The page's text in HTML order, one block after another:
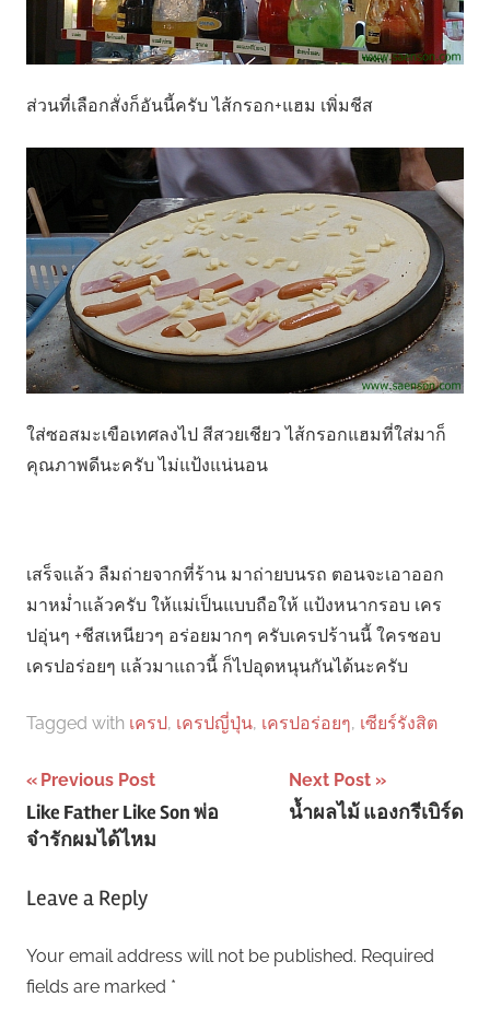
ส่วนที่เลือกสั่งก็อันนี้ครับ ไส้กรอก+แฮม เพิ่มชีส
ใส่ซอสมะเขือเทศลงไป สีสวยเชียว ไส้กรอกแฮมที่ใส่มาก็
คุณภาพดีนะครับ ไม่แป้งแน่นอน
เสร็จแล้ว ลืมถ่ายจากที่ร้าน มาถ่ายบนรถ ตอนจะเอาออก
มาหม่ำแล้วครับ ให้แม่เป็นแบบถือให้ แป้งหนากรอบ เคร
ปอุ่นๆ +ชีสเหนียวๆ อร่อยมากๆ ครับเครปร้านนี้ ใครชอบ
เครปอร่อยๆ แล้วมาแถวนี้ ก็ไปอุดหนุนกันได้นะครับ
Tagged with เครป, เครปญี่ปุ่น, เครปอร่อยๆ, เซียร์รังสิต
Post
navigation
Previous Post
Like Father Like Son พ่อ
จ๋ารักผมได้ไหม
Next Post
น้ำผลไม้ แองกรีเบิร์ด
Leave a Reply
Your email address will not be published. Required
fields are marked *